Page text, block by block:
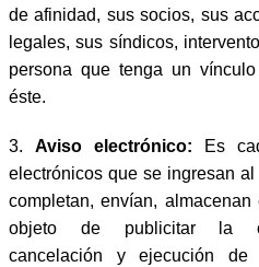
de afinidad, sus socios, sus
legales, sus síndicos,
persona que tenga un
éste.
3. Aviso electrónico: Es
electrónicos que se ingresan
completan, envían,
objeto de publicitar la
cancelación y ejecución